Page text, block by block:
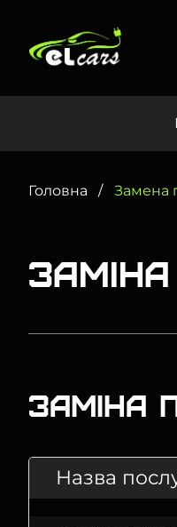
Головна Замена
Заміна
Назва